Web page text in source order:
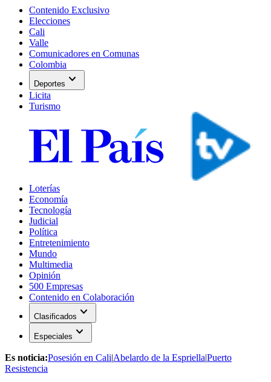
Contenido Exclusivo
Elecciones
Cali
Valle
Comunicadores en Comunas
Colombia
Deportes expand_more
Licita
Turismo
Loterías
Economía
Tecnología
Judicial
Política
Entretenimiento
Mundo
Multimedia
Opinión
500 Empresas
Contenido en Colaboración
Clasificados expand_more
Especiales expand_more
Es noticia:Posesión en Cali|Abelardo de la Espriella|Puerto
Resistencia